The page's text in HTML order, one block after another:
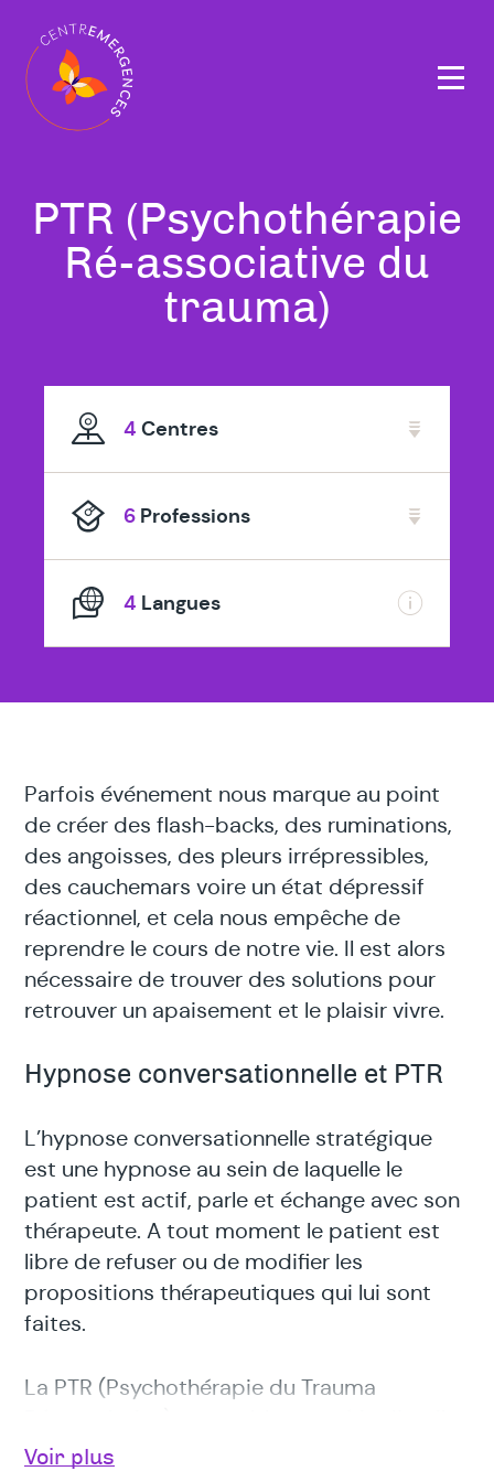
Tous
nos
thérapeutes
en
PTR (Psychothérapie
Ré-associative du
trauma)
4 Centres
6 Professions
4 Langues
Navigation
principale
Parfois événement nous marque au point
de créer des flash-backs, des ruminations,
des angoisses, des pleurs irrépressibles,
des cauchemars voire un état dépressif
réactionnel, et cela nous empêche de
reprendre le cours de notre vie. Il est alors
nécessaire de trouver des solutions pour
retrouver un apaisement et le plaisir vivre.
Hypnose conversationnelle et PTR
L’hypnose conversationnelle stratégique
est une hypnose au sein de laquelle le
patient est actif, parle et échange avec son
thérapeute. A tout moment le patient est
libre de refuser ou de modifier les
propositions thérapeutiques qui lui sont
faites.
La PTR (Psychothérapie du Trauma
de pointe ainsi que des concepts et une
Voir plus